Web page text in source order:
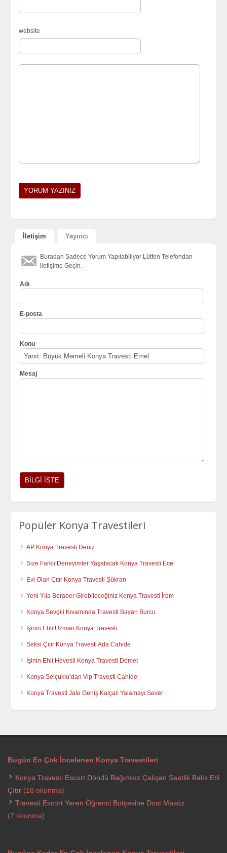
website
İletişim Yayıncı
Buradan Sadece Yorum Yapılabiliyor Lütfen Telefondan
iletişime Geçin.
Adı
E-posta
Konu
Mesaj
Popüler Konya Travestileri
AP Konya Travesti Deniz
Size Farklı Deneyimler Yaşatacak Konya Travesti Ece
Evi Olan Çıtır Konya Travesti Şükran
Yeni Yıla Beraber Girebileceğiniz Konya Travesti İrem
Konya Sevgili Kıvamında Travesti Bayan Burcu
İşinin Ehli Uzman Konya Travesti
Seksi Çıtır Konya Travesti Ada Cahide
İşinin Ehli Hevesli Konya Travesti Demet
Konya Selçuklu’dan Vip Travesti Cahide
Konya Travesti Jale Geniş Kalçalı Yalamayı Sever
Bugün En Çok İncelenen Konya Travestileri
Konya Travesti Escort Döndü Bağımsız Çalışan Saatlik Balık Etli
Çıtır (18 okunma)
Travesti Escort Yaren Öğrenci Bütçesine Dost Masöz
(7 okunma)